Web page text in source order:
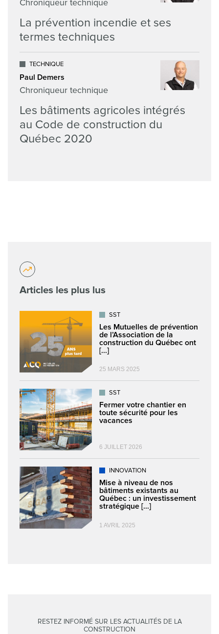
Chroniqueur technique
La prévention incendie et ses
termes techniques
TECHNIQUE
Paul Demers
Chroniqueur technique
Les bâtiments agricoles intégrés
au Code de construction du
Québec 2020
Articles les plus lus
SST
Les Mutuelles de prévention
de l’Association de la
construction du Québec ont
[...]
25 MARS 2025
SST
Fermer votre chantier en
toute sécurité pour les
vacances
6 JUILLET 2026
INNOVATION
Mise à niveau de nos
bâtiments existants au
Québec : un investissement
stratégique [...]
1 AVRIL 2025
RESTEZ INFORMÉ SUR LES ACTUALITÉS DE LA
CONSTRUCTION